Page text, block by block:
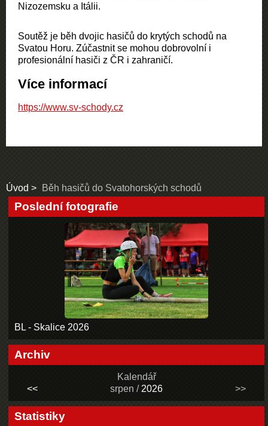
Nizozemsku a Itálii.
Soutěž je běh dvojic hasičů do krytých schodů na
Svatou Horu. Zúčastnit se mohou dobrovolní i
profesionální hasiči z ČR i zahraničí.
Více informací
https://www.sv-schody.cz
Úvod Běh hasičů do Svatohorských schodů
Poslední fotografie
BL - Skalice 2026
Archiv
Kalendář
<<
srpen / 2026 >>
Statistiky